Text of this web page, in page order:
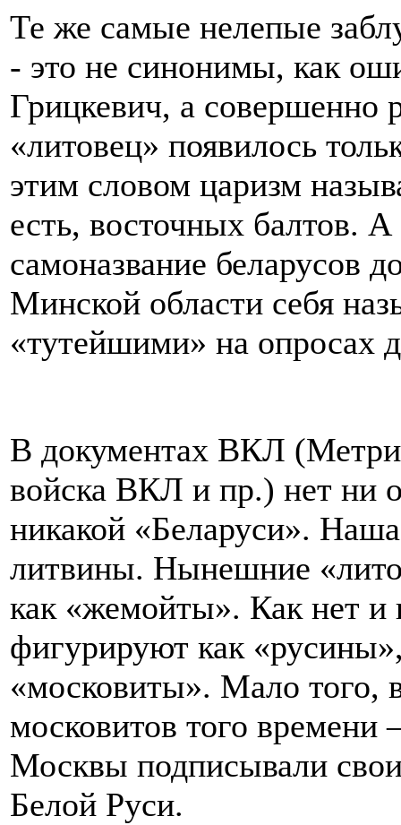
Те же самые нелепые
- это не синонимы, как
Грицкевич, а совершенно
«литовец» появилось
этим словом царизм
есть, восточных балтов.
самоназвание беларусов
Минской области себя
«тутейшими» на опросах
В документах ВКЛ
войска ВКЛ и пр.) нет ни
никакой «Беларуси».
литвины. Нынешние
как «жемойты». Как нет и
фигурируют как
«московиты». Мало того,
московитов того времени
Москвы подписывали
Белой Руси.